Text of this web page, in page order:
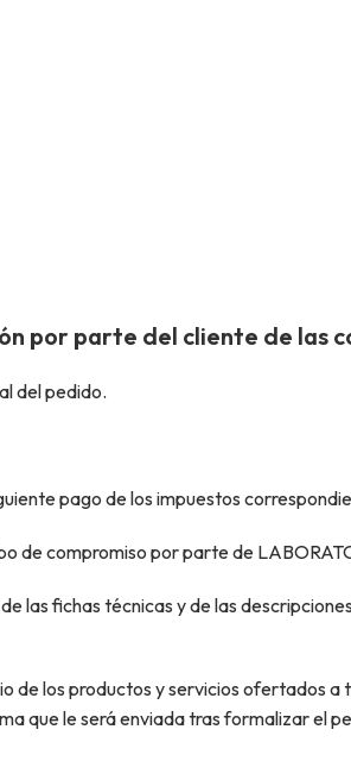
por parte del cliente de las
del pedido.
pago de los impuestos
de compromiso por parte de
las fichas técnicas y de las
de los productos y servicios ofertados a
que le será enviada tras formalizar el